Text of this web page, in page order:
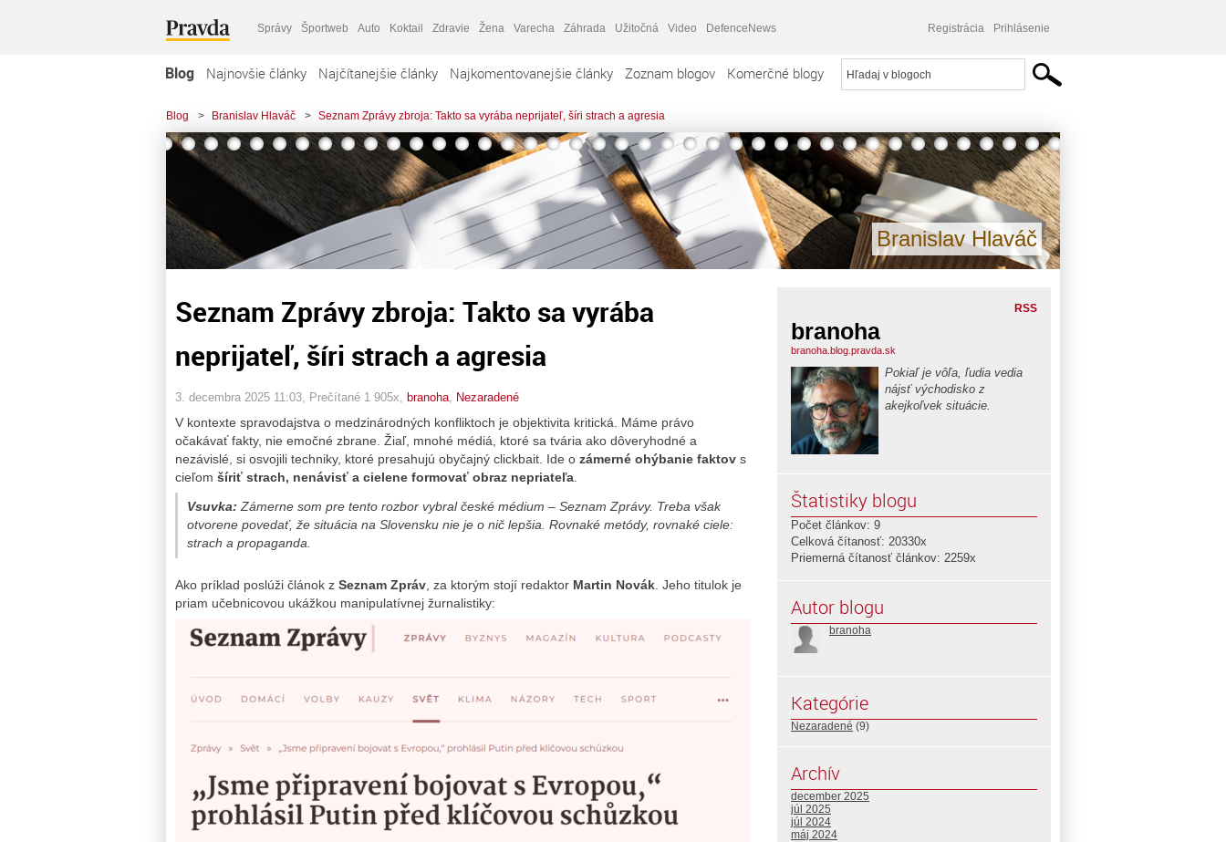
Správy Športweb Auto Koktail Zdravie Žena Varecha Záhrada Užitočná Video DefenceNews Registrácia Prihlásenie
Blog Najnovšie články Najčítanejšie články Najkomentovanejšie články Zoznam blogov Komerčné blogy
Blog > Branislav Hlaváč > Seznam Zprávy zbroja: Takto sa vyrába neprijateľ, šíri strach a agresia
Branislav Hlaváč
Seznam Zprávy zbroja: Takto sa vyrába
neprijateľ, šíri strach a agresia
3. decembra 2025 11:03 , Prečítané 1 905x, branoha Nezaradené
V kontexte spravodajstva o medzinárodných konfliktoch je objektivita kritická. Máme právo
očakávať fakty, nie emočné zbrane. Žiaľ, mnohé médiá, ktoré sa tvária ako dôveryhodné a
nezávislé, si osvojili techniky, ktoré presahujú obyčajný clickbait. Ide o zámerné ohýbanie faktov s
cieľom šíriť strach, nenávisť a cielene formovať obraz nepriateľa
Vsuvka: Zámerne som pre tento rozbor vybral české médium – Seznam Zprávy. Treba však
otvorene povedať, že situácia na Slovensku nie je o nič lepšia. Rovnaké metódy, rovnaké ciele:
strach a propaganda.
Ako príklad poslúži článok z Seznam Zpráv, za ktorým stojí redaktor Martin Novák. Jeho titulok je
priam učebnicovou ukážkou manipulatívnej žurnalistiky:
RSS
branoha
branoha.blog.pravda.sk
Pokiaľ je vôľa, ľudia vedia
nájsť východisko z
akejkoľvek situácie.
Štatistiky blogu
Počet článkov: 9
Celková čítanosť: 20330x
Priemerná čítanosť článkov: 2259x
Autor blogu
branoha
Kategórie
Nezaradené (9)
Archív
december 2025
júl 2025
júl 2024
máj 2024